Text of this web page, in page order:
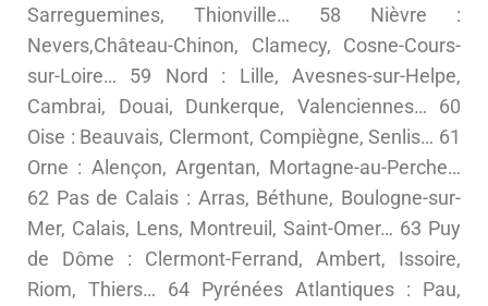
Sarreguemines, Thionville… 58 Nièvre :
Nevers,Château-Chinon, Clamecy, Cosne-Cours-
sur-Loire… 59 Nord : Lille, Avesnes-sur-Helpe,
Cambrai, Douai, Dunkerque, Valenciennes… 60
Oise : Beauvais, Clermont, Compiègne, Senlis… 61
Orne : Alençon, Argentan, Mortagne-au-Perche…
62 Pas de Calais : Arras, Béthune, Boulogne-sur-
Mer, Calais, Lens, Montreuil, Saint-Omer… 63 Puy
de Dôme : Clermont-Ferrand, Ambert, Issoire,
Riom, Thiers… 64 Pyrénées Atlantiques : Pau,